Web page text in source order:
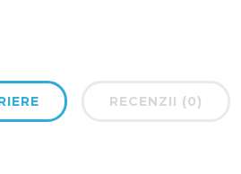
RECENZII (0)